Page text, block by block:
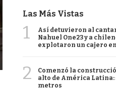
Las Más Vistas
1
Así detuvieron al
Nahuel One23 y a
explotaron un cajero
2
Comenzó la
alto de América Latina:
metros